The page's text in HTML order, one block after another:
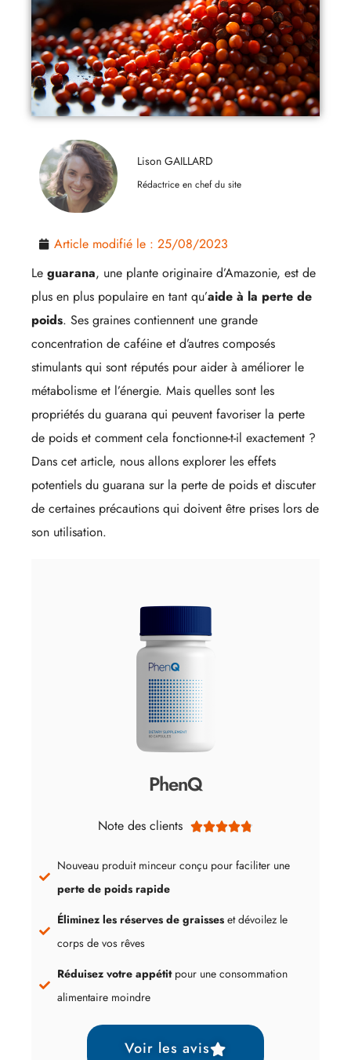
Lison GAILLARD
Rédactrice en chef du site
Article modifié le : 25/08/2023
Le guarana, une plante originaire d’Amazonie, est de
plus en plus populaire en tant qu’aide à la perte de
poids. Ses graines contiennent une grande
concentration de caféine et d’autres composés
stimulants qui sont réputés pour aider à améliorer le
métabolisme et l’énergie. Mais quelles sont les
propriétés du guarana qui peuvent favoriser la perte
de poids et comment cela fonctionne-t-il exactement ?
Dans cet article, nous allons explorer les effets
potentiels du guarana sur la perte de poids et discuter
de certaines précautions qui doivent être prises lors de
son utilisation.
PhenQ
Note des clients 
Nouveau produit minceur conçu pour faciliter une
perte de poids rapide
Éliminez les réserves de graisseset dévoilez le
corps de vos rêves
Réduisez votre appétitpour une consommation
alimentaire moindre
Voir les avis